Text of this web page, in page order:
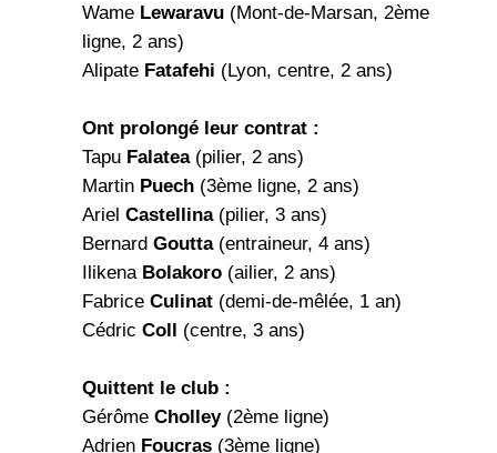
Wame Lewaravu(Mont-de-Marsan, 2ème
ligne, 2 ans)
Alipate Fatafehi (Lyon, centre, 2 ans)
Ont prolongé leur contrat :
Tapu Falatea(pilier, 2 ans)
Martin Puech(3ème ligne, 2 ans)
Ariel Castellina(pilier, 3 ans)
Bernard Goutta(entraineur, 4 ans)
Ilikena Bolakoro(ailier, 2 ans)
Fabrice Culinat(demi-de-mêlée, 1 an)
Cédric Coll (centre, 3 ans)
Quittent le club :
Gérôme Cholley (2ème ligne)
Adrien Foucras (3ème ligne)